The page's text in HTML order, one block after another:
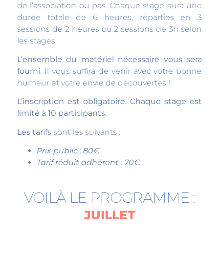
de l’association ou pas. Chaque stage aura une
durée totale de 6 heures, réparties en 3
sessions de 2 heures ou 2 sessions de 3h selon
les stages.
L’ensemble du matériel nécessaire vous sera
fourni. Il vous suffira de venir avec votre bonne
humeur et votre envie de découvertes !
L’inscription est obligatoire. Chaque stage est
limité à 10 participants.
Les tarifs sont les suivants :
Prix public : 80€
Tarif réduit adhérent : 70€
VOILÀ LE PROGRAMME :
JUILLET